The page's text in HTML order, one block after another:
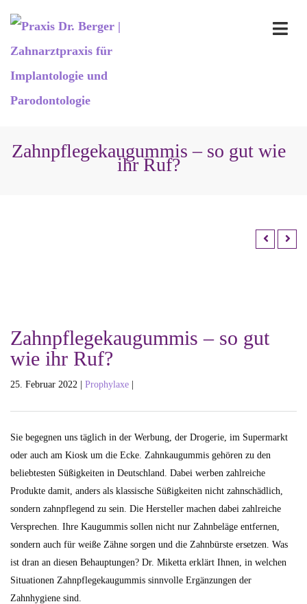
Zahnpflegekaugummis – so gut wie
ihr Ruf?
Zahnpflegekaugummis – so gut
wie ihr Ruf?
25. Februar 2022 | Prophylaxe
Sie begegnen uns täglich in der Werbung, der Drogerie, im Supermarkt
oder auch am Kiosk um die Ecke. Zahnkaugummis gehören zu den
beliebtesten Süßigkeiten in Deutschland. Dabei werben zahlreiche
Produkte damit, anders als klassische Süßigkeiten nicht zahnschädlich,
sondern zahnpflegend zu sein. Die Hersteller machen dabei zahlreiche
Versprechen. Ihre Kaugummis sollen nicht nur Zahnbeläge entfernen,
sondern auch für weiße Zähne sorgen und die Zahnbürste ersetzen. Was
ist dran an diesen Behauptungen? Dr. Miketta erklärt Ihnen, in welchen
Situationen Zahnpflegekaugummis sinnvolle Ergänzungen der
Zahnhygiene sind.